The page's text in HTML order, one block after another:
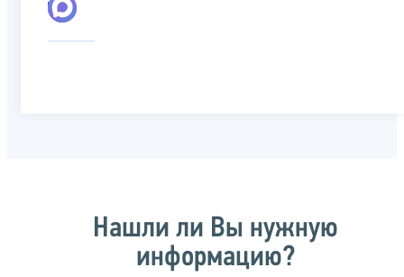
Нашли ли Вы нужную
информацию?